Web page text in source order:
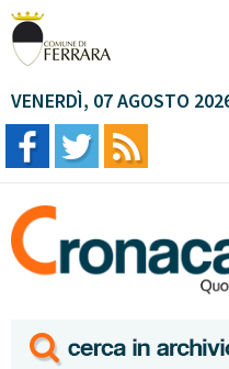
VENERDÌ, 07 AGOSTO